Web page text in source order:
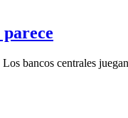
bancos centrales